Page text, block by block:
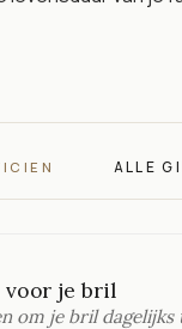
ALLE
je bril
om je bril dagelijks